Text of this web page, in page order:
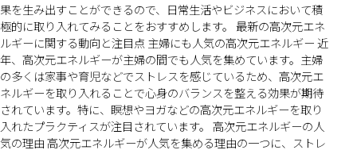
果を生み出すことができるので、日常生活やビジネスにおいて積
極的に取り入れてみることをおすすめします。 最新の高次元エネ
ルギーに関する動向と注目点 主婦にも人気の高次元エネルギー 近
年、高次元エネルギーが主婦の間でも人気を集めています。主婦
の多くは家事や育児などでストレスを感じているため、高次元エ
ネルギーを取り入れることで心身のバランスを整える効果が期待
されています。特に、瞑想やヨガなどの高次元エネルギーを取り
入れたプラクティスが注目されています。 高次元エネルギーの人
気の理由 高次元エネルギーが人気を集める理由の一つに、ストレ